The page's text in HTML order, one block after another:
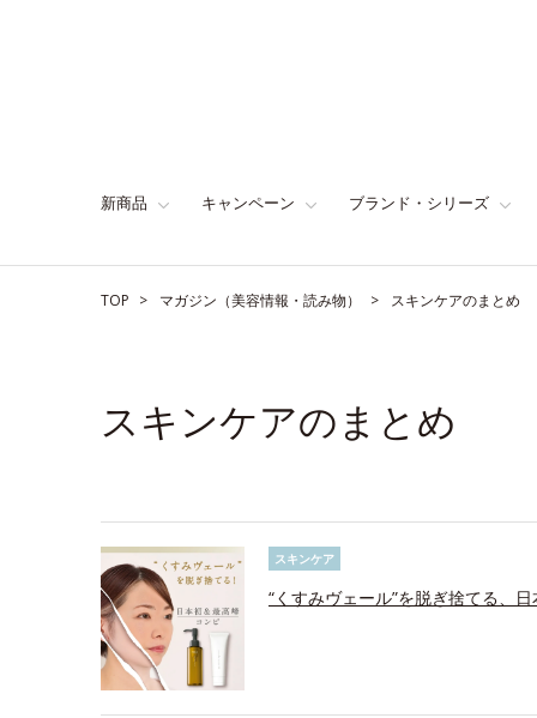
新商品 キャンペーン ブランド・シリーズ
TOP マガジン（美容情報・読み物） スキンケアのまとめ
スキンケアのまとめ
スキンケア
“くすみヴェール”を脱ぎ捨てる、